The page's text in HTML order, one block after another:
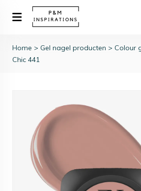
Home > Gel nagel producten > Colour
Chic 441